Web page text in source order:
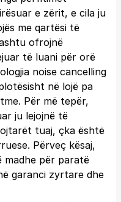
e zërit, e cila ju
me qartësi të
ofrojnë
të luani për orë
noise cancelling
në lojë pa
Për më tepër,
ju lejojnë të
tuaj, çka është
Përveç kësaj,
madhe për paratë
garanci zyrtare dhe